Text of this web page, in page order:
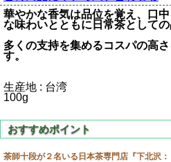
華やかな香気は品位を覚え、口
な味わいとともに日常茶としての
多くの支持を集めるコスパの高
す。
生産地 : 台湾
100g
茶師十段が２名いる日本茶専門店『下北沢：